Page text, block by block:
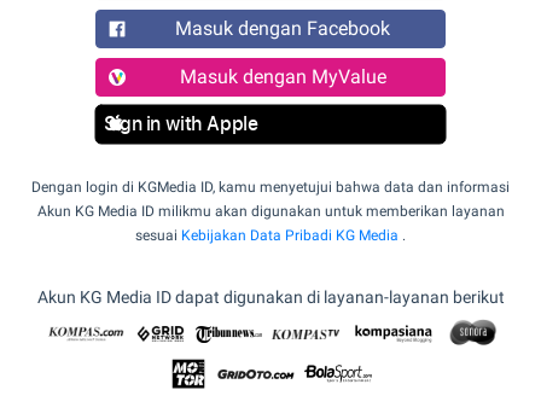
Masuk dengan Facebook
Masuk dengan MyValue
Sign in with Apple
Dengan login di KGMedia ID, kamu menyetujui bahwa data dan informasi
Akun KG Media ID milikmu akan digunakan untuk memberikan layanan
sesuai Kebijakan Data Pribadi KG Media .
Akun KG Media ID dapat digunakan di layanan-layanan berikut